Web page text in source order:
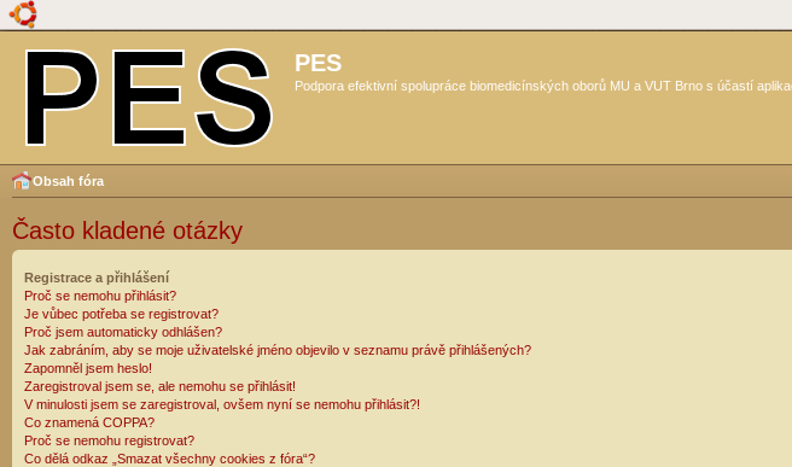
PES
Podpora efektivní spolupráce biomedicínských oborů MU a VUT Brno s účastí
Obsah fóra
Často kladené otázky
Registrace a přihlášení
Proč se nemohu přihlásit?
Je vůbec potřeba se registrovat?
Proč jsem automaticky odhlášen?
Jak zabráním, aby se moje uživatelské jméno objevilo v seznamu právě přihlášených?
Zapomněl jsem heslo!
Zaregistroval jsem se, ale nemohu se přihlásit!
V minulosti jsem se zaregistroval, ovšem nyní se nemohu přihlásit?!
Co znamená COPPA?
Proč se nemohu registrovat?
Co dělá odkaz „Smazat všechny cookies z fóra“?